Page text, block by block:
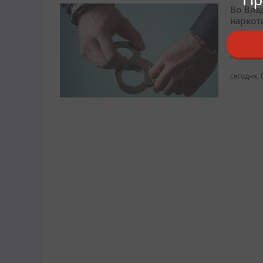
Во
сегодня,